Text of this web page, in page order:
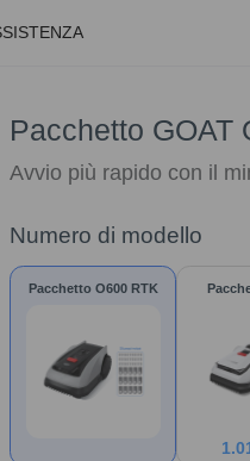
Pacchetto GOAT
Avvio più rapido con il
Numero di modello
Pacchetto O600 RTK